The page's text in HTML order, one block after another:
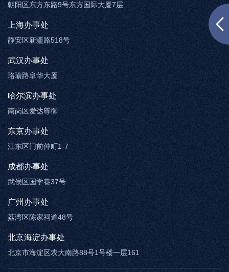
朝阳区东方东路9号东方国际大厦7层
上海办事处
静安区新疆路518号
武汉办事处
珞瑜路阜华大厦
哈尔滨办事处
南岗区爱达尊御
东京办事处
江东区门前仲町1-7
成都办事处
武侯区国学巷37号
广州办事处
荔湾区陈家祠道48号
北京海淀办事处
北京市海淀区农大南路88号1号楼一层161